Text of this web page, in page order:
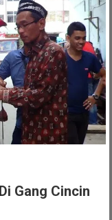
Gang Cincin